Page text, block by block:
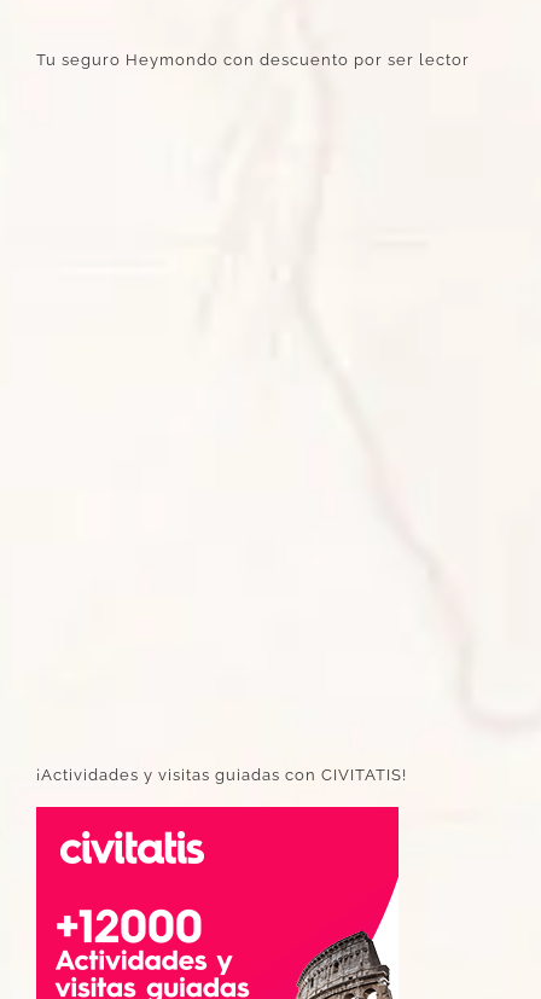
Tu seguro Heymondo con descuento por ser lector
¡Actividades y visitas guiadas con CIVITATIS!